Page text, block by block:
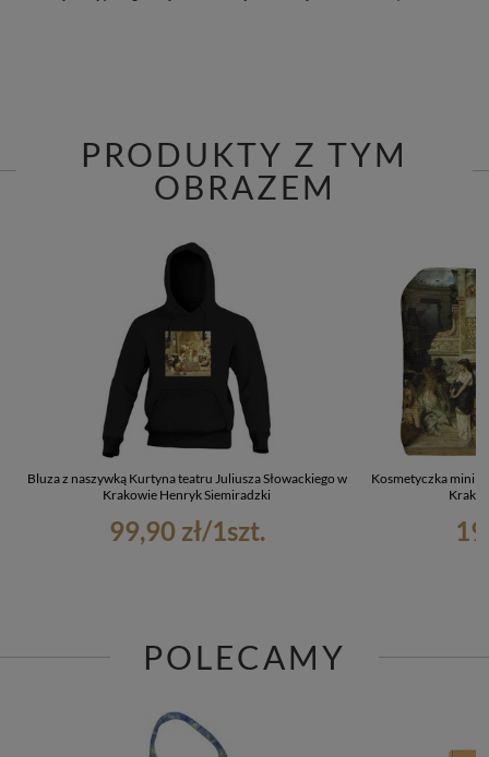
PRODUKTY Z TYM
OBRAZEM
Bluza z naszywką Kurtyna teatru Juliusza Słowackiego w
Krakowie Henryk Siemiradzki
99,90 zł/1szt.
Kosmetyczka mini
POLECAMY